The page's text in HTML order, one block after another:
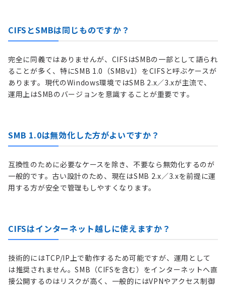
CIFSとSMBは同じものですか？
完全に同義ではありませんが、CIFSはSMBの一部として語られ
ることが多く、特にSMB 1.0（SMBv1）をCIFSと呼ぶケースが
あります。現代のWindows環境ではSMB 2.x／3.xが主流で、
運用上はSMBのバージョンを意識することが重要です。
SMB 1.0は無効化した方がよいですか？
互換性のために必要なケースを除き、不要なら無効化するのが
一般的です。古い設計のため、現在はSMB 2.x／3.xを前提に運
用する方が安全で管理もしやすくなります。
CIFSはインターネット越しに使えますか？
技術的にはTCP/IP上で動作するため可能ですが、運用として
は推奨されません。SMB（CIFSを含む）をインターネットへ直
接公開するのはリスクが高く、一般的にはVPNやアクセス制御